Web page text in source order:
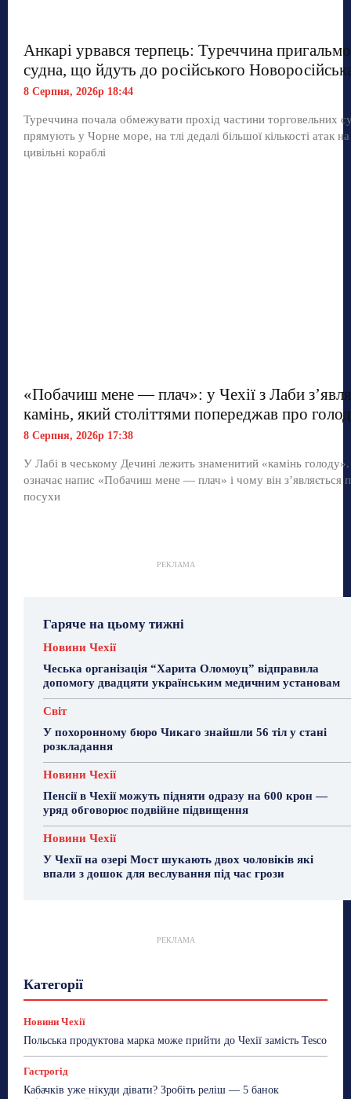
Анкарі урвався терпець: Туреччина
судна, що йдуть до російського
8 Серпня, 2026р 18:44
Туреччина почала обмежувати прохід частини торговельних
прямують у Чорне море, на тлі дедалі більшої кількості атак на
цивільні кораблі
«Побачиш мене — плач»: у Чехії з Лаби
камінь, який століттями попереджав про голод
8 Серпня, 2026р 17:38
У Лабі в чеському Дечині лежить знаменитий «камінь
означає напис «Побачиш мене — плач» і чому він з’являється
посухи
РЕКЛАМА
Гаряче на цьому тижні
Новини Чехії
Чеська організація “Харита Оломоуц” відправила
допомогу двадцяти українським медичним установам
Світ
У похоронному бюро Чикаго знайшли 56 тіл у стані
розкладання
Новини Чехії
Пенсії в Чехії можуть підняти одразу на 600 крон —
уряд обговорює подвійне підвищення
Новини Чехії
У Чехії на озері Мост шукають двох чоловіків які
впали з дошок для веслування під час грози
РЕКЛАМА
Категорії
Лайфстайл
Мандри Мова
Новини України
Новини Чехії
Сад та город Світ
Спорт
ТехноМанія
Топ-новини Фоторепортаж
Новини Чехії
Польська продуктова марка може прийти до Чехії замість Tesco
Гастрогід
Кабачків уже нікуди дівати? Зробіть реліш — 5 банок